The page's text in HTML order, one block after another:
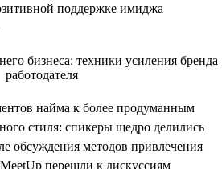
поддержке имиджа
найма к более продуманным
стиля: спикеры щедро делились
обсуждения методов привлечения
перешли к дискуссиям